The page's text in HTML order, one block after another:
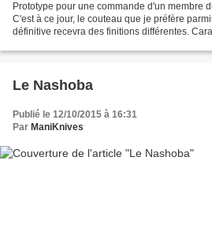
Prototype pour une commande d'un membre
C'est à ce jour, le couteau que je préfère
définitive recevra des finitions différentes.
Le Nashoba
Publié le 12/10/2015 à 16:31
Par ManiKnives